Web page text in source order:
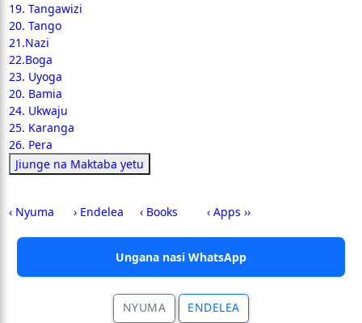
19. Tangawizi
20. Tango
21.Nazi
22.Boga
23. Uyoga
20. Bamia
24. Ukwaju
25. Karanga
26. Pera
Jiunge na Maktaba yetu
‹ Nyuma › Endelea ‹ Books ‹ Apps ››
Ungana nasi WhatsApp
NYUMA ENDELEA